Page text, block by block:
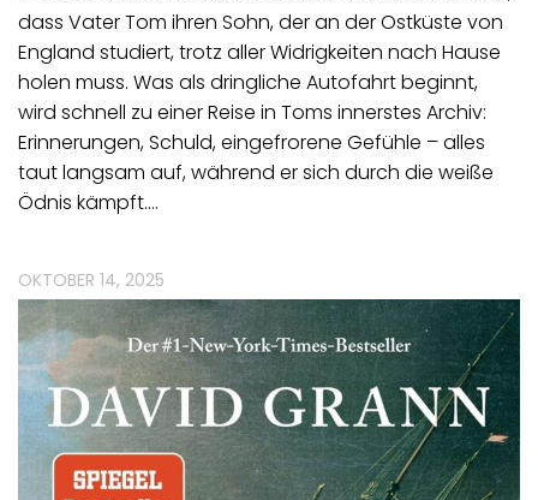
dass Vater Tom ihren Sohn, der an der Ostküste von
England studiert, trotz aller Widrigkeiten nach Hause
holen muss. Was als dringliche Autofahrt beginnt,
wird schnell zu einer Reise in Toms innerstes Archiv:
Erinnerungen, Schuld, eingefrorene Gefühle – alles
taut langsam auf, während er sich durch die weiße
Ödnis kämpft.…
OKTOBER 14, 2025